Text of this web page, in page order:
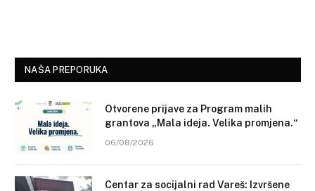
NAŠA PREPORUKA
Otvorene prijave za Program malih
grantova „Mala ideja. Velika promjena.“
06/08/2026
Centar za socijalni rad Vareš: Izvršene